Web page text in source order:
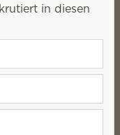
dass
in diesen